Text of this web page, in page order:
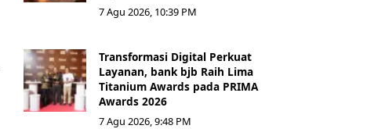
7 Agu 2026, 10:39 PM
Transformasi Digital Perkuat
Layanan, bank bjb Raih Lima
Titanium Awards pada PRIMA
Awards 2026
7 Agu 2026, 9:48 PM